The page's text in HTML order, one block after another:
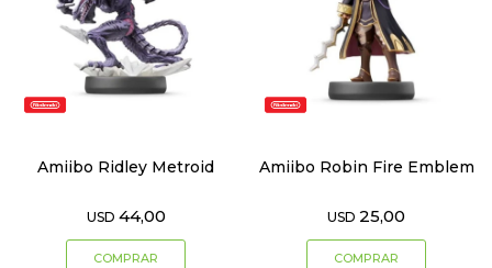
Amiibo Ridley Metroid
USD 44,00
Amiibo Robin Fire Emblem
USD 25,00